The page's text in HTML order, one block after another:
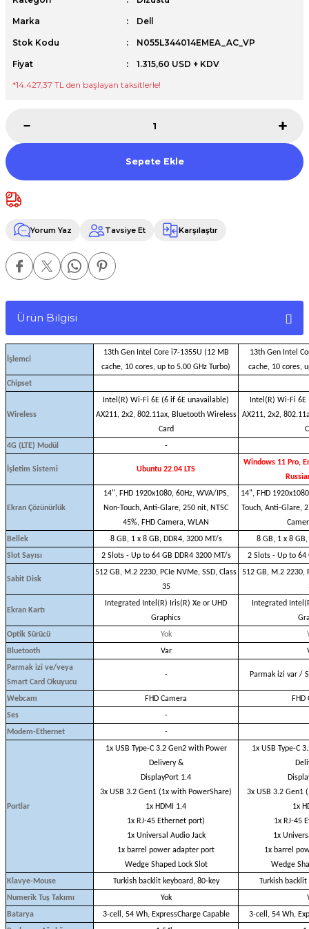
/ XPS+GPU
Marka Dell
Stok Kodu N055L344014EMEA_AC_VP
Fiyat
1.315,60 USD + KDV
*14.427,37 TL den başlayan taksitlerle!
Sepete Ekle
Yorum Yaz Tavsiye Et Karşılaştır
Ürün Bilgisi
İşlemci
13th Gen Intel Core i7-1355U (12 MB
cache, 10 cores, up to 5.00 GHz Turbo)
13th Gen Intel
cache, 10 cores,
Chipset
Wireless
Intel(R) Wi-Fi 6E (6 if 6E unavailable)
AX211, 2x2, 802.11ax, Bluetooth Wireless
Card
Intel(R) Wi-Fi
AX211, 2x2,
4G (LTE) Modül
-
İşletim Sistemi Ubuntu 22.04 LTS
Windows 11 Pro,
Ekran Çözünürlük
14", FHD 1920x1080, 60Hz, WVA/IPS,
Non-Touch, Anti-Glare, 250 nit, NTSC
45%, FHD Camera, WLAN
14", FHD
Touch, Anti-Glare,
Bellek
8 GB, 1 x 8 GB, DDR4, 3200 MT/s
8 GB, 1 x 8
Slot Sayısı
2 Slots - Up to 64 GB DDR4 3200 MT/s 2 Slots - Up to 64
Sabit Disk
512 GB, M.2 2230, PCIe NVMe, SSD, Class
35
512 GB, M.2 2230,
Ekran Kartı
Integrated Intel(R) Iris(R) Xe or UHD
Graphics
Integrated
Optik Sürücü
Yok
Bluetooth
Var
Parmak izi ve/veya
Smart Card Okuyucu
- Parmak izi var /
Webcam FHD Camera
FHD
Ses
-
Modem-Ethernet
-
Portlar
1x USB Type-C 3.2 Gen2 with Power
Delivery &
DisplayPort 1.4
3x USB 3.2 Gen1 (1x with PowerShare)
1x HDMI 1.4
1x RJ-45 Ethernet port)
1x Universal Audio Jack
1x barrel power adapter port
Wedge Shaped Lock Slot
1x USB Type-C
3x USB 3.2 Gen1
1x
1x RJ-45
1x
1x barrel
Wedge
Klavye-Mouse
Turkish backlit keyboard, 80-key
Turkish backlit
Numerik Tuş Takımı
Yok
Batarya
3-cell, 54 Wh, ExpressCharge Capable
3-cell, 54 Wh,